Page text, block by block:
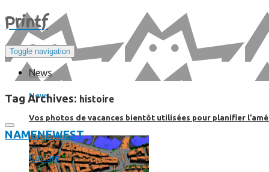
Printf
Toggle navigation
News
News
Vos photos de vacances bientôt utilisées pour planifier
Tag Archives: histoire
NAMENEWEST
Culture